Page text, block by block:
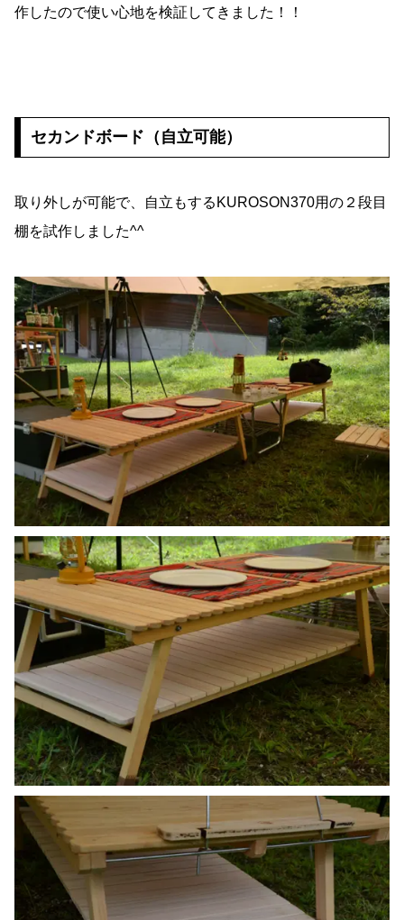
作したので使い心地を検証してきました！！
セカンドボード（自立可能）
取り外しが可能で、自立もするKUROSON370用の２段目
棚を試作しました^^